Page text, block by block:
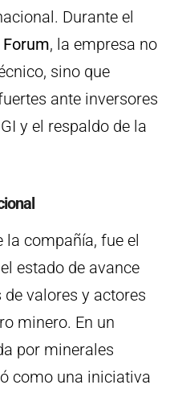
Durante el
, la empresa no
sino que
ante inversores
y el respaldo de la
la compañía, fue el
estado de avance
valores y actores
minero. En un
por minerales
como una iniciativa